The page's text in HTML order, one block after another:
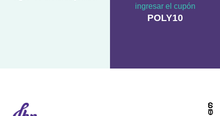
ingresar el cupón
POLY10
S
T
C
O